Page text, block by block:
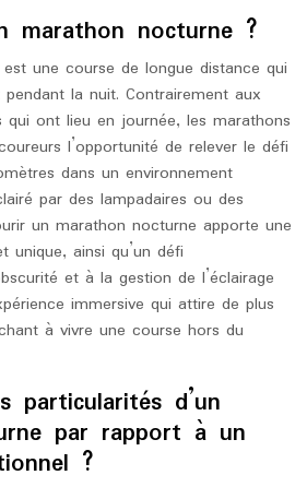
marathon nocturne ?
une course de longue distance qui
la nuit. Contrairement aux
qui ont lieu en journée, les marathons
l’opportunité de relever le défi
dans un environnement
par des lampadaires ou des
un marathon nocturne apporte une
unique, ainsi qu’un défi
et à la gestion de l’éclairage
immersive qui attire de plus
à vivre une course hors du
particularités d’un
par rapport à un
?